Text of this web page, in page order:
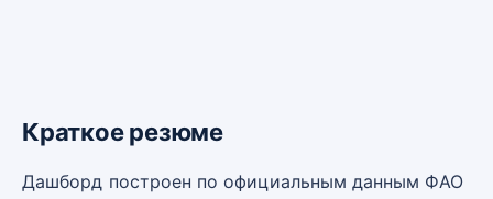
Краткое резюме
Дашборд построен по официальным данным ФАО